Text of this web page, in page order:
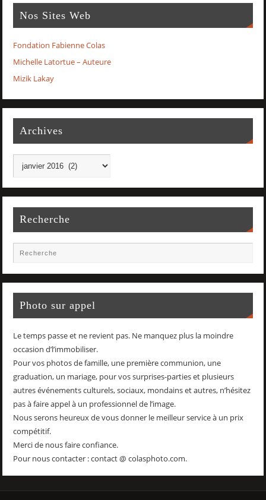
Nos Sites Web
Fondation Fabienne Colas
Michelle Latortue – Auteure
Mizik Lakay
Archives
Recherche
Photo sur appel
Le temps passe et ne revient pas. Ne manquez plus la moindre
occasion d’l’immobiliser.
Pour vos photos de famille, une première communion, une
graduation, un mariage, pour vos surprises-parties et plusieurs
autres événements culturels, sociaux, mondains et autres, n’hésitez
pas à faire appel à un professionnel de l’image.
Nous serons heureux de vous donner le meilleur service à un prix
compétitif.
Merci de nous faire confiance.
Pour nous contacter : contact @ colasphoto.com.